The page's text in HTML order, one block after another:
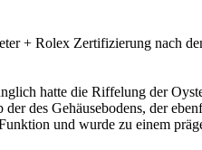
+ Rolex Zertifizierung nach
hatte die Riffelung der
des Gehäuse­bodens, der
und wurde zu einem